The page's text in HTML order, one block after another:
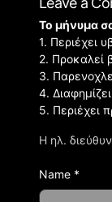
Η ηλ.
Το μήνυμα
1. Περιέχει
2. Προκαλεί
3.
4.
5. Περιέχει
Name *